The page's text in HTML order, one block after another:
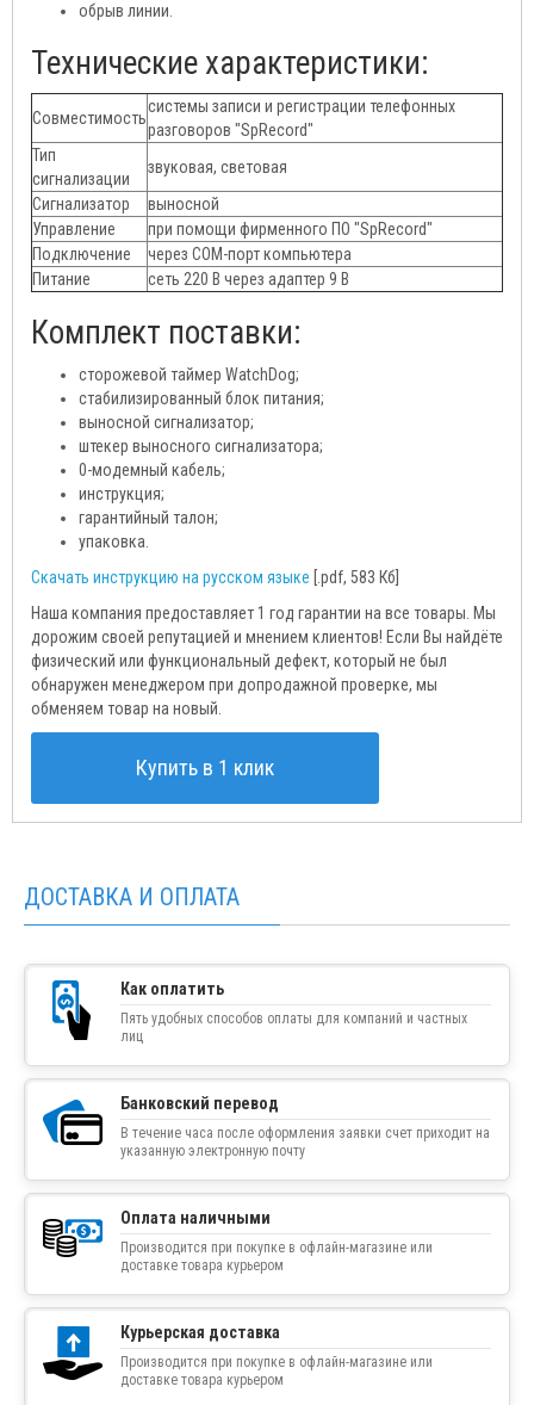
обрыв линии.
Технические характеристики:
Совместимость
системы записи и регистрации телефонных
разговоров "SpRecord"
Тип
сигнализации
звуковая, световая
Сигнализатор
выносной
Управление
при помощи фирменного ПО "SpRecord"
Подключение
через COM-порт компьютера
Питание
сеть 220 В через адаптер 9 В
Комплект поставки:
сторожевой таймер WatchDog;
стабилизированный блок питания;
выносной сигнализатор;
штекер выносного сигнализатора;
0-модемный кабель;
инструкция;
гарантийный талон;
упаковка.
Скачать инструкцию на русском языке [.pdf, 583 Кб]
Наша компания предоставляет 1 год гарантии на все товары. Мы
дорожим своей репутацией и мнением клиентов! Если Вы найдёте
физический или функциональный дефект, который не был
обнаружен менеджером при допродажной проверке, мы
обменяем товар на новый.
Купить в 1 клик
ДОСТАВКА И ОПЛАТА
Как оплатить
Пять удобных способов оплаты для компаний и частных
лиц
Банковский перевод
В течение часа после оформления заявки счет приходит на
указанную электронную почту
Оплата наличными
Производится при покупке в офлайн-магазине или
доставке товара курьером
Курьерская доставка
Производится при покупке в офлайн-магазине или
доставке товара курьером